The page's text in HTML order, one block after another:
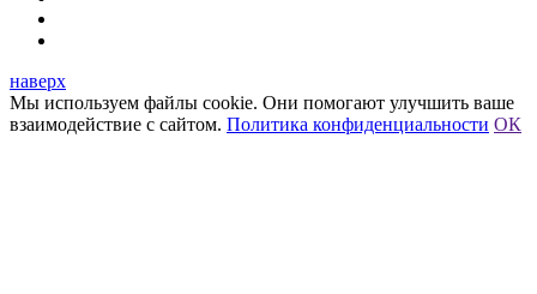
наверх
Мы используем файлы cookie. Они помогают улучшить ваше
взаимодействие с сайтом. Политика конфиденциальности ОК